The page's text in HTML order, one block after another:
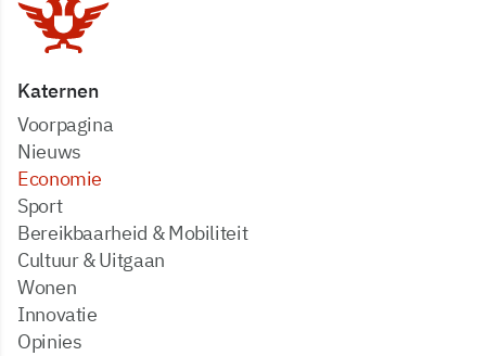
Katernen
Voorpagina
Nieuws
Economie
Sport
Bereikbaarheid & Mobiliteit
Cultuur & Uitgaan
Wonen
Innovatie
Opinies